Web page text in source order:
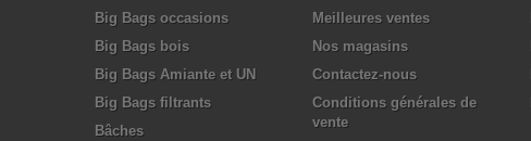
Big Bags occasions
Big Bags bois
Big Bags Amiante et UN
Big Bags filtrants
Bâches
Meilleures ventes
Nos magasins
Contactez-nous
Conditions générales de
vente